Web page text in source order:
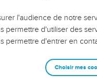
et responsables
pour avancer avec plus de
un ministère, une
l'audience de notre
permettre d'utiliser des
permettre d'entrer en
Choisir mes